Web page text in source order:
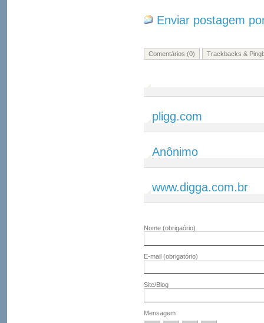
Enviar postagem
Comentários (0) Trackbacks &
pligg.com
Anônimo
www.digga.com.br
Nome (obrigaório)
E-mail (obrigatório)
Site/Blog
Mensagem